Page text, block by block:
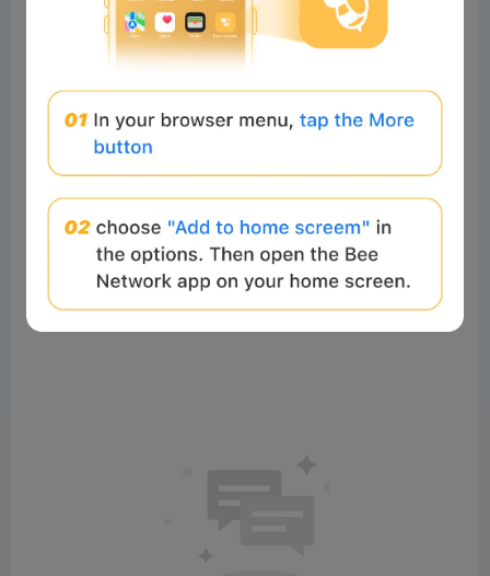
l
a
Watch on
📦 使用Chrome扩展程序提取ZIP、RAR及140多种
格式 | 免费且本地处理